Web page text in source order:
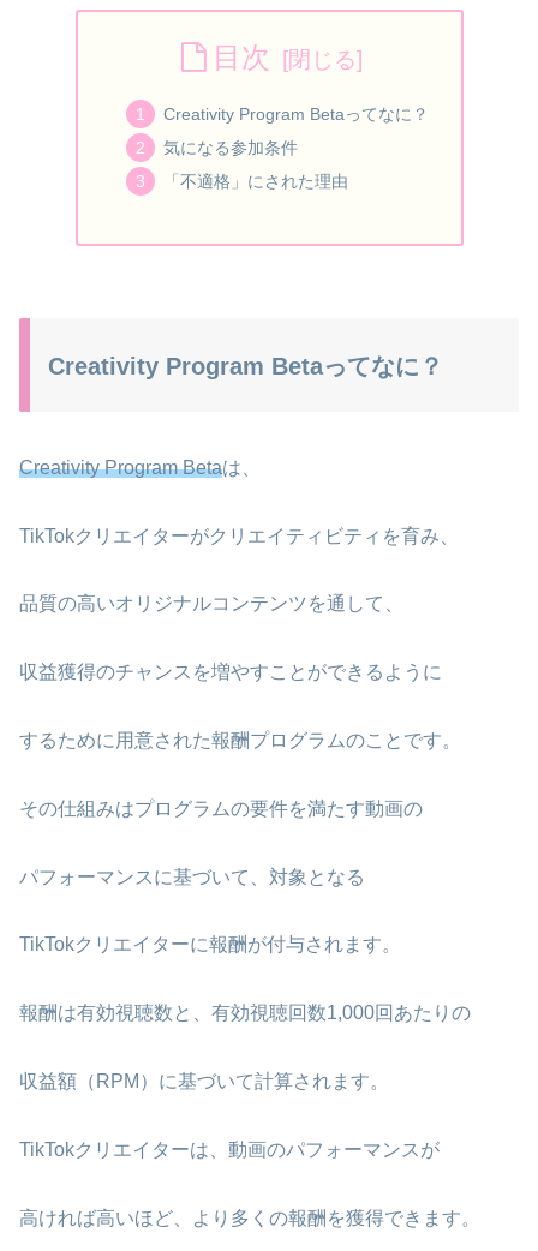
目次
Creativity Program Betaってなに？
気になる参加条件
「不適格」にされた理由
Creativity Program Betaってなに？
Creativity Program Betaは、
TikTokクリエイターがクリエイティビティを育み、
品質の高いオリジナルコンテンツを通して、
収益獲得のチャンスを増やすことができるように
するために用意された報酬プログラムのことです。
その仕組みはプログラムの要件を満たす動画の
パフォーマンスに基づいて、対象となる
TikTokクリエイターに報酬が付与されます。
報酬は有効視聴数と、有効視聴回数1,000回あたりの
収益額（RPM）に基づいて計算されます。
TikTokクリエイターは、動画のパフォーマンスが
高ければ高いほど、より多くの報酬を獲得できます。